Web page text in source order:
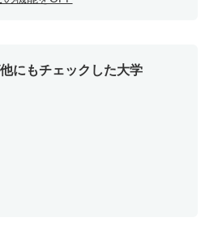
にもチェックした大学